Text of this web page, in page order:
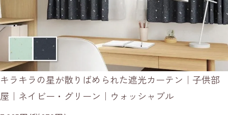
キラキラの星が散りばめられた遮光カーテン｜子供部
屋｜ネイビー・グリーン｜ウォッシャブル